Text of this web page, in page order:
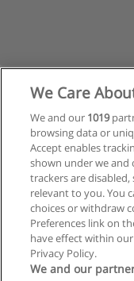
We Care
We and our 1019
browsing data or
Accept enables
shown under we and
trackers are
relevant to you. You
choices or withdraw
Preferences link on
have effect within
Privacy Policy.
We and our